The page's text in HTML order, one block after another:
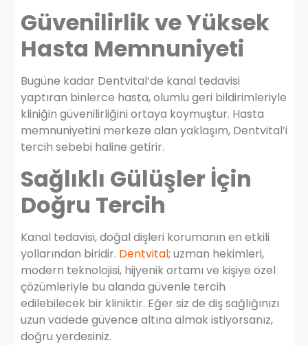
Güvenilirlik ve Yüksek
Hasta Memnuniyeti
Bugüne kadar Dentvital’de kanal tedavisi
yaptıran binlerce hasta, olumlu geri bildirimleriyle
kliniğin güvenilirliğini ortaya koymuştur. Hasta
memnuniyetini merkeze alan yaklaşım, Dentvital’i
tercih sebebi haline getirir.
Sağlıklı Gülüşler İçin
Doğru Tercih
Kanal tedavisi, doğal dişleri korumanın en etkili
yollarından biridir. Dentvital; uzman hekimleri,
modern teknolojisi, hijyenik ortamı ve kişiye özel
çözümleriyle bu alanda güvenle tercih
edilebilecek bir kliniktir. Eğer siz de diş sağlığınızı
uzun vadede güvence altına almak istiyorsanız,
doğru yerdesiniz.